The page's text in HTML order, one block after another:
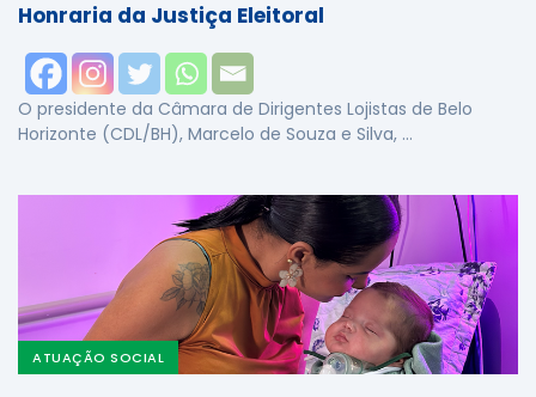
Honraria da Justiça Eleitoral
O presidente da Câmara de Dirigentes Lojistas de Belo
Horizonte (CDL/BH), Marcelo de Souza e Silva, …
ATUAÇÃO SOCIAL